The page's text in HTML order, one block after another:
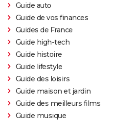
Guide auto
Guide de vos finances
Guides de France
Guide high-tech
Guide histoire
Guide lifestyle
Guide des loisirs
Guide maison et jardin
Guide des meilleurs films
Guide musique